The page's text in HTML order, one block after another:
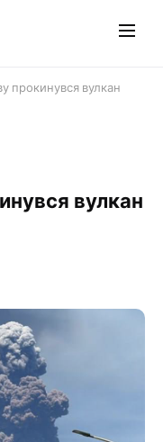
прокинувся вулкан
вулкан